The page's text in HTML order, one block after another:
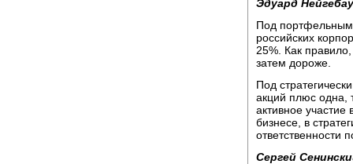
Эдуард
Под
российских
25%. Как
затем дороже.
Под
акций плюс одна,
активное участие
бизнесе, в
ответственности
Сергей